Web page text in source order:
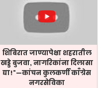
शिबिरात जाण्यापेक्षा शहरातील
खड्डे बुजवा, नागरिकांना दिलासा
द्या!"—कांचन कुलकर्णी काँग्रेस
नगरसेविका